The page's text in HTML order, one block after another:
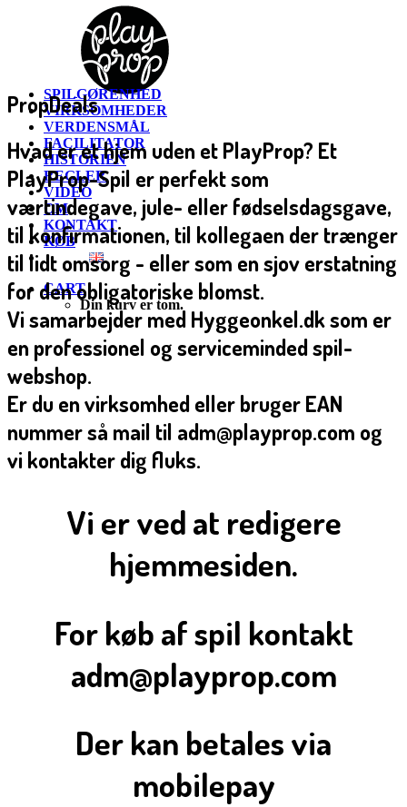
SPILGØRENHED
VIRKSOMHEDER
VERDENSMÅL
FACILITATOR
HISTORIEN
REGLER
VIDEO
OM
KONTAKT
KØB
CART
Din kurv er tom.
PropDeals
Hvad er et hjem uden et PlayProp? Et
PlayProp-Spil er perfekt som
værtindegave, jule- eller fødselsdagsgave,
til konfirmationen, til kollegaen der trænger
til lidt omsorg - eller som en sjov erstatning
for den obligatoriske blomst.
Vi samarbejder med Hyggeonkel.dk som er
en professionel og serviceminded spil-
webshop.
Er du en virksomhed eller bruger EAN
nummer så mail til adm@playprop.com og
vi kontakter dig fluks.
Vi er ved at redigere
hjemmesiden.
For køb af spil kontakt
adm@playprop.com
Der kan betales via
mobilepay